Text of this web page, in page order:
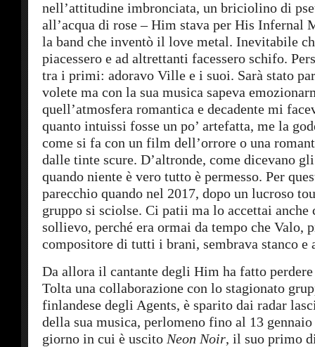
nell’attitudine imbronciata, un briciolino di
all’acqua di rose – Him stava per His Infernal
la band che inventò il love metal. Inevitabile
piacessero e ad altrettanti facessero schifo.
tra i primi: adoravo Ville e i suoi. Sarà stato
volete ma con la sua musica sapeva
quell’atmosfera romantica e decadente mi
quanto intuissi fosse un po’ artefatta, me la
come si fa con un film dell’orrore o una
dalle tinte scure. D’altronde, come dicevano
quando niente è vero tutto è permesso. Per
parecchio quando nel 2017, dopo un lucroso
gruppo si sciolse. Ci patii ma lo accettai anche
sollievo, perché era ormai da tempo che Valo,
compositore di tutti i brani, sembrava stanco e
Da allora il cantante degli Him ha fatto perdere
Tolta una collaborazione con lo stagionato
finlandese degli Agents, è sparito dai radar
della sua musica, perlomeno fino al 13 gennaio
giorno in cui è uscito Neon Noir, il suo primo